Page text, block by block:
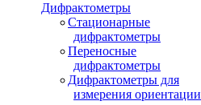
Дифрактометры
Стационарные
дифрактометры
Переносные
дифрактометры
Дифрактометры для
измерения ориентации